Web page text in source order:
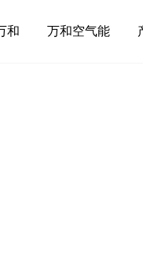
和 万和空气能